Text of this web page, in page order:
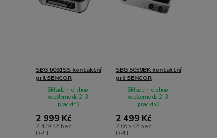
SBG 6031SS kontaktní
gril SENCOR
2 999 Kč
2 479 Kč bez
DPH
Skladem e-shop,
odešleme do 2-3
prac.dnů
SBG 5030BK kontaktní
gril SENCOR
2 499 Kč
2 065 Kč bez
DPH
Skladem e-shop,
odešleme do 2-3
prac.dnů